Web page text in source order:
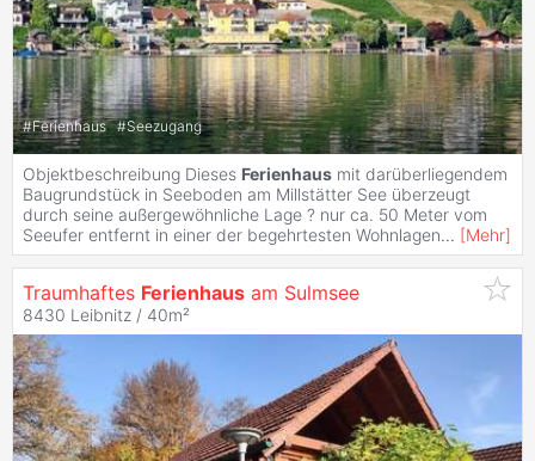
#Ferienhaus #Seezugang
Objektbeschreibung Dieses Ferienhaus mit darüberliegendem
Baugrundstück in Seeboden am Millstätter See überzeugt
durch seine außergewöhnliche Lage ? nur ca. 50 Meter vom
Seeufer entfernt in einer der begehrtesten Wohnlagen... [Mehr]
Traumhaftes Ferienhaus am Sulmsee
8430 Leibnitz / 40m²